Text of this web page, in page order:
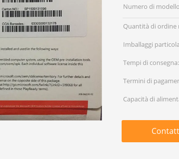
Numero di
Quantità di ordine
Imballaggi
Tempi di consegna:
Termini di
Capacità di